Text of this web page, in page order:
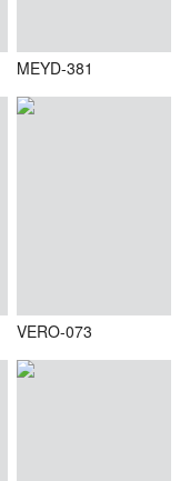
MEYD-381
VERO-073